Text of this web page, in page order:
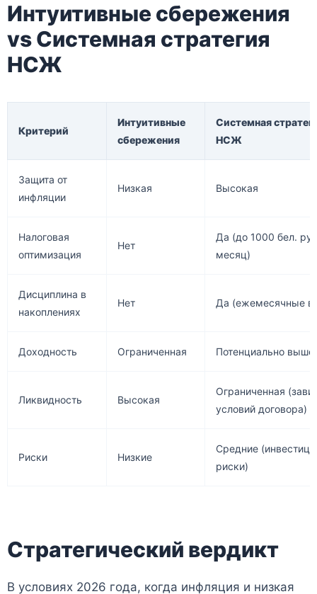
Интуитивные сбережения
vs Системная стратегия
НСЖ
Критерий
Интуитивные
сбережения
Системная
НСЖ
Защита от
инфляции
Низкая Высокая
Налоговая
оптимизация
Нет
Да (до 1000 бел.
месяц)
Дисциплина в
накоплениях
Нет Да (ежемесячные
Доходность Ограниченная Потенциально выше
Ликвидность Высокая
Ограниченная
условий договора)
Риски Низкие
Средние
риски)
Стратегический вердикт
В условиях 2026 года, когда инфляция и низкая